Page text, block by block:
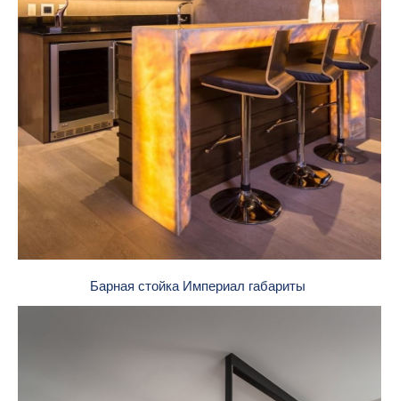
Барная стойка Империал габариты